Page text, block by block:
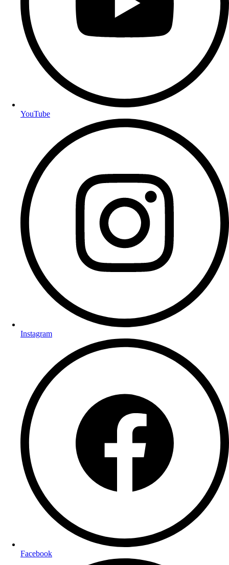
YouTube
Instagram
Facebook